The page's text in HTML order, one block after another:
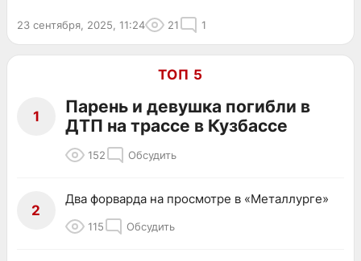
23 сентября, 2025, 11:24 21 1
ТОП 5
1
Парень и девушка погибли в
ДТП на трассе в Кузбассе
152 Обсудить
2
Два форварда на просмотре в «Металлурге»
115 Обсудить